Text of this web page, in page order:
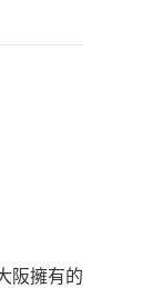
阪擁有的